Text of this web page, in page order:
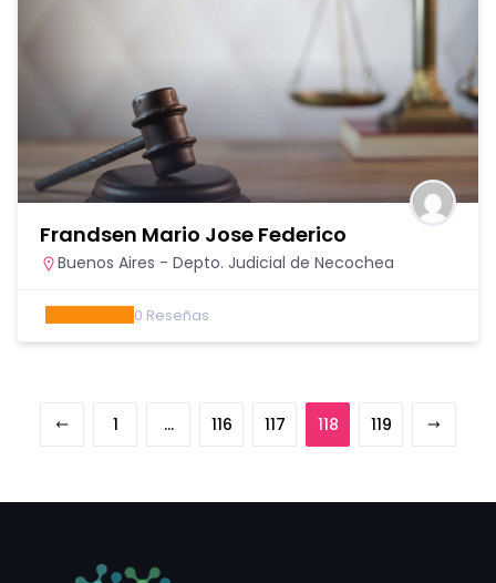
Frandsen Mario Jose Federico
Buenos Aires - Depto. Judicial de Necochea
0 Reseñas
1 … 116 117 118 119